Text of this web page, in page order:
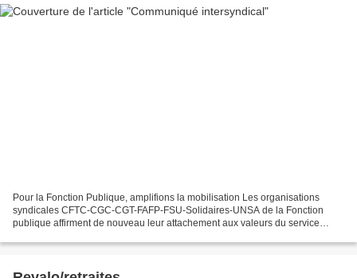
Pour la Fonction Publique, amplifions la mobilisation Les organisations
syndicales CFTC-CGC-CGT-FAFP-FSU-Solidaires-UNSA de la Fonction
publique affirment de nouveau leur attachement aux valeurs du service